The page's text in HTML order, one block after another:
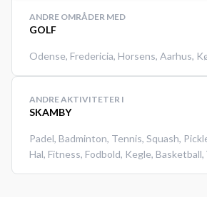
ANDRE OMRÅDER MED
GOLF
Odense, Fredericia, Horsens, Aarhus,
ANDRE AKTIVITETER I
SKAMBY
Padel, Badminton, Tennis, Squash,
Hal, Fitness, Fodbold, Kegle, Basketball,